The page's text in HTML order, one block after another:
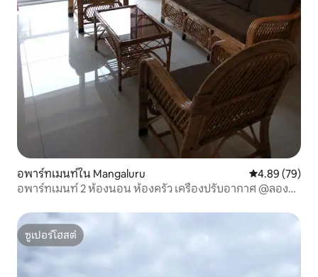
อพาร์ทเมนท์ใน Mangaluru คะแนนเฉลี่ย
4.89 (79)
อพาร์ทเมนท์ 2 ห้องนอน ห้องครัว เครื่องปรับอากาศ @ลอง
ซูเปอร์โฮสต์
ซูเปอร์โฮสต์